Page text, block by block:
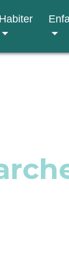
Habiter